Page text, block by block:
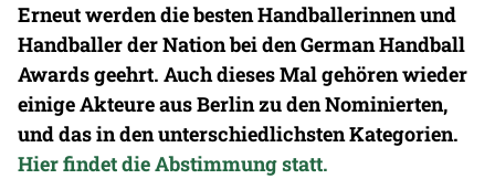
Erneut werden die besten Handballerinnen und
Handballer der Nation bei den German Handball
Awards geehrt. Auch dieses Mal gehören wieder
einige Akteure aus Berlin zu den Nominierten,
und das in den unterschiedlichsten Kategorien.
Hier findet die Abstimmung statt.